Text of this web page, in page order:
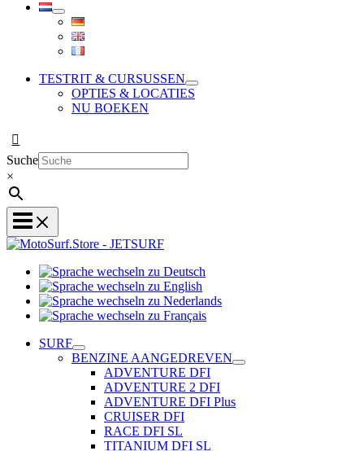
TESTRIT & CURSUSSEN
OPTIES & LOCATIES
NU BOEKEN
Suche
×
zu
Deutsch
wechseln
zu
Sprache
Sprache
Français
SURF
BENZINE AANGEDREVEN
ADVENTURE DFI
ADVENTURE 2 DFI
ADVENTURE DFI Plus
CRUISER DFI
RACE DFI SL
TITANIUM DFI SL